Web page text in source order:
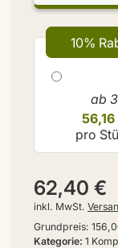
Kategorie 1
62,40 €
inkl. MwSt.
Grundpreis:
10%
ab 3
56,16
pro